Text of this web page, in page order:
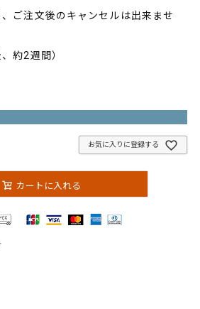
ご注文後のキャンセルは出来ませ
約2週間）
お気に入りに登録する
カートに入れる